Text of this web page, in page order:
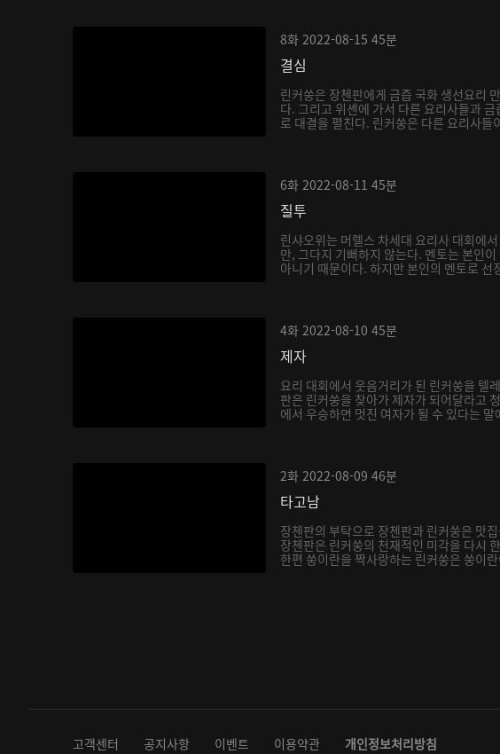
8화 2022-08-15 45분
결심
린커쑹은 장첸판에게 금즙 국화 생선요리
다. 그리고 위셴에 가서 다른 요리사들과 금
로 대결을 펼친다. 린커쑹은 다른 요리사들
6화 2022-08-11 45분
질투
린샤오위는 머렐스 차세대 요리사 대회에
만, 그다지 기뻐하지 않는다. 멘토는 본인
아니기 때문이다. 하지만 본인의 멘토로 선
4화 2022-08-10 45분
제자
요리 대회에서 웃음거리가 된 린커쑹을 텔
판은 린커쑹을 찾아가 제자가 되어달라고
에서 우승하면 멋진 여자가 될 수 있다는
2화 2022-08-09 46분
타고남
장첸판의 부탁으로 장첸판과 린커쑹은 맛
장첸판은 린커쑹의 천재적인 미각을 다시
한편 쑹이란을 짝사랑하는 린커쑹은 쑹이
고객센터 공지사항 이벤트 이용약관 개인정보처리방침